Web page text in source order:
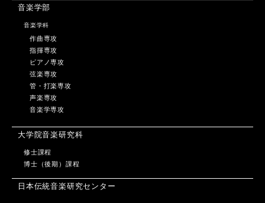
音楽学部
音楽学科
作曲専攻
指揮専攻
ピアノ専攻
弦楽専攻
管・打楽専攻
声楽専攻
音楽学専攻
大学院音楽研究科
修士課程
博士（後期）課程
日本伝統音楽研究センター